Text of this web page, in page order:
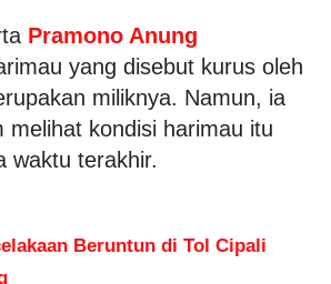
Pramono Anung
yang disebut kurus oleh
miliknya. Namun, ia
melihat kondisi harimau itu
waktu terakhir.
Beruntun di Tol Cipali